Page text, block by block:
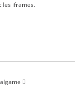
les iframes.